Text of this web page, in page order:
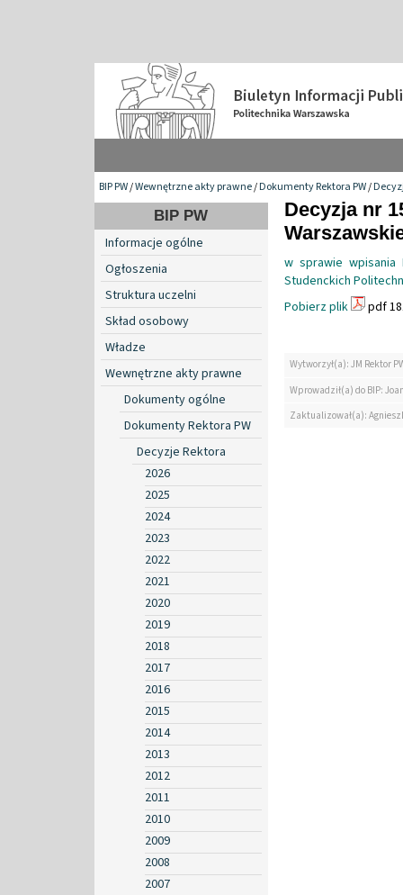
BIP PW/Wewnętrzne akty prawne/Dokumenty Rektora PW/
BIP PW
Informacje ogólne
Ogłoszenia
Struktura uczelni
Skład osobowy
Władze
Wewnętrzne akty prawne
Dokumenty ogólne
Dokumenty Rektora PW
Decyzje Rektora
2026
2025
2024
2023
2022
2021
2020
2019
2018
2017
2016
2015
2014
2013
2012
2011
2010
2009
2008
2007
Decyzja nr
w sprawie wpisania
Studenckich
Pobierz plik
pdf
Wytworzył(a): JM Rektor
Wprowadził(a) do BIP:
Zaktualizował(a):